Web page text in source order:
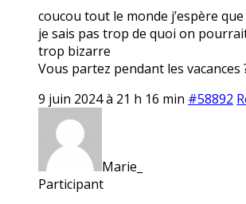
coucou tout le monde j’espère que
je sais pas trop de quoi on
trop bizarre
Vous partez pendant les vacances
9 juin 2024 à 21 h 16 min #58892
Marie_
Participant